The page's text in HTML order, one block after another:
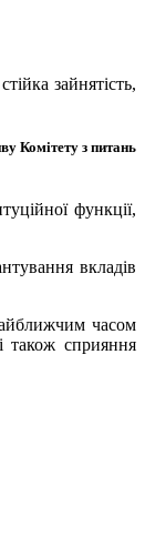
зайнятість,
Комітету з питань
функції,
вкладів
часом
також сприяння